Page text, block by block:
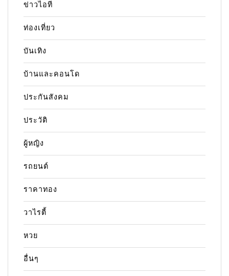
ข่าวไอที
ท่องเที่ยว
บันเทิง
บ้านและคอนโด
ประกันสังคม
ประวัติ
ผู้หญิง
รถยนต์
ราคาทอง
วาไรตี้
หวย
อื่นๆ